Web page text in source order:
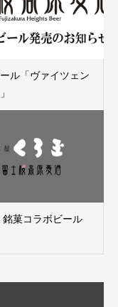
ル「ヴァイツェン
銘菓コラボビール